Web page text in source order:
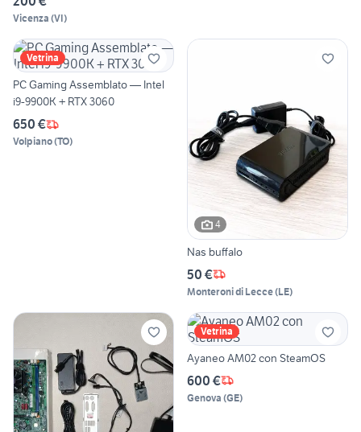
Vicenza (VI)
Vetrina
PC Gaming Assemblato — Intel
i9-9900K + RTX 3060
650 €
Volpiano(TO)
4
Nas buffalo
50 €
Monteroni di Lecce(LE)
Vetrina
Ayaneo AM02 con SteamOS
600 €
Genova (GE)